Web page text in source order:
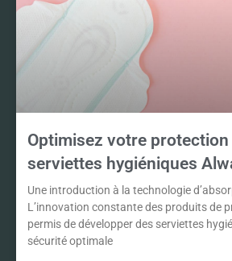
Optimisez votre protection
serviettes hygiéniques
Une introduction à la technologie
L’innovation constante des produits de
permis de développer des serviettes
sécurité optimale